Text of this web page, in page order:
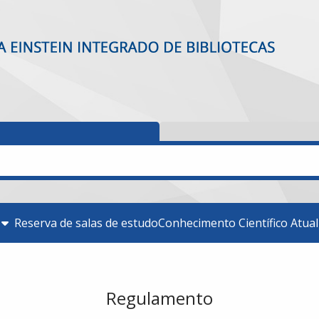
Reserva de salas de estudoConhecimento Científico
Regulamento